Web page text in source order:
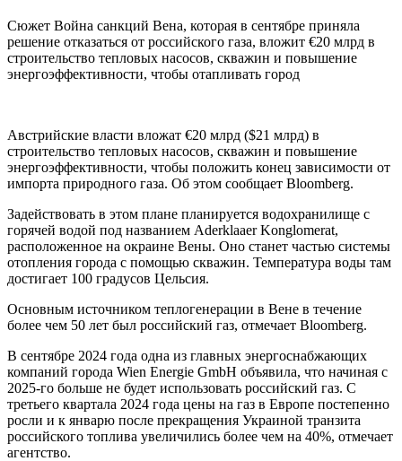
Сюжет Война санкций Вена, которая в сентябре приняла
решение отказаться от российского газа, вложит €20 млрд в
строительство тепловых насосов, скважин и повышение
энергоэффективности, чтобы отапливать город
Австрийские власти вложат €20 млрд ($21 млрд) в
строительство тепловых насосов, скважин и повышение
энергоэффективности, чтобы положить конец зависимости от
импорта природного газа. Об этом сообщает Bloomberg.
Задействовать в этом плане планируется водохранилище с
горячей водой под названием Aderklaaer Konglomerat,
расположенное на окраине Вены. Оно станет частью системы
отопления города с помощью скважин. Температура воды там
достигает 100 градусов Цельсия.
Основным источником теплогенерации в Вене в течение
более чем 50 лет был российский газ, отмечает Bloomberg.
В сентябре 2024 года одна из главных энергоснабжающих
компаний города Wien Energie GmbH объявила, что начиная с
2025-го больше не будет использовать российский газ. С
третьего квартала 2024 года цены на газ в Европе постепенно
росли и к январю после прекращения Украиной транзита
российского топлива увеличились более чем на 40%, отмечает
агентство.